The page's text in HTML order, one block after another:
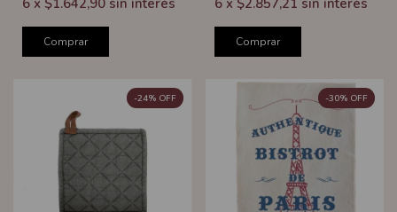
Comprar Comprar
-24% OFF -30% OFF